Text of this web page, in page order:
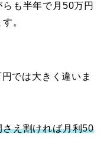
も半年で月50万円
。
では大きく違いま
さえ割ければ月利50